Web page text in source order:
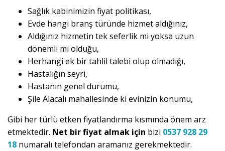
Sağlık kabinimizin fiyat politikası,
Evde hangi branş türünde hizmet aldığınız,
Aldığınız hizmetin tek seferlik mi yoksa uzun
dönemli mi olduğu,
Herhangi ek bir tahlil talebi olup olmadığı,
Hastalığın seyri,
Hastanın genel durumu,
Şile Alacalı mahallesinde ki evinizin konumu,
Gibi her türlü etken fiyatlandırma kısmında önem arz
etmektedir. Net bir fiyat almak için bizi 0537 928 29
18 numaralı telefondan aramanız gerekmektedir.